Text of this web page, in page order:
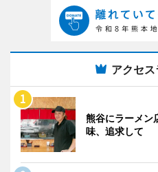
アクセ
熊谷にラーメ
味、追求して